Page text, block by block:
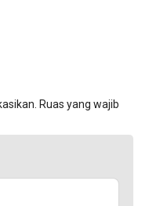
Ruas yang wajib